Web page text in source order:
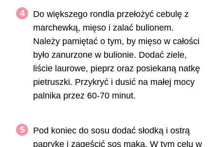
Do większego rondla przełożyć cebulę z
marchewką, mięso i zalać bulionem.
Należy pamiętać o tym, by mięso w całości
było zanurzone w bulionie. Dodać ziele,
liście laurowe, pieprz oraz posiekaną natkę
pietruszki. Przykryć i dusić na małej mocy
palnika przez 60-70 minut.
Pod koniec do sosu dodać słodką i ostrą
paprykę i zagęścić sos mąką. W tym celu w